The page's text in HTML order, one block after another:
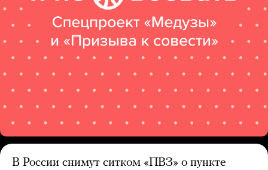
В России снимут ситком «ПВЗ» о пункте